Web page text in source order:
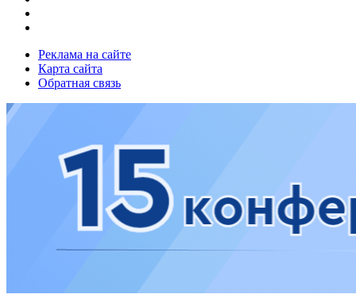
Реклама на сайте
Карта сайта
Обратная связь